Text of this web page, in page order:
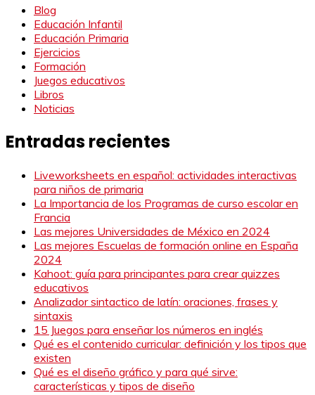
Blog
Educación Infantil
Educación Primaria
Ejercicios
Formación
Juegos educativos
Libros
Noticias
Entradas recientes
Liveworksheets en español: actividades interactivas
para niños de primaria
La Importancia de los Programas de curso escolar en
Francia
Las mejores Universidades de México en 2024
Las mejores Escuelas de formación online en España
2024
Kahoot: guía para principantes para crear quizzes
educativos
Analizador sintactico de latín: oraciones, frases y
sintaxis
15 Juegos para enseñar los números en inglés
Qué es el contenido curricular: definición y los tipos que
existen
Qué es el diseño gráfico y para qué sirve:
características y tipos de diseño